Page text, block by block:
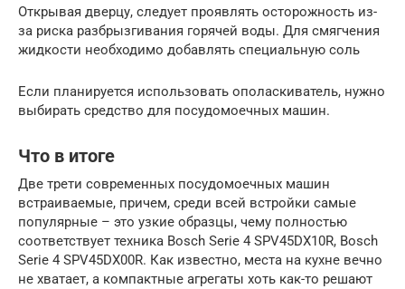
Открывая дверцу, следует проявлять осторожность из-
за риска разбрызгивания горячей воды. Для смягчения
жидкости необходимо добавлять специальную соль
Если планируется использовать ополаскиватель, нужно
выбирать средство для посудомоечных машин.
Что в итоге
Две трети современных посудомоечных машин
встраиваемые, причем, среди всей встройки самые
популярные – это узкие образцы, чему полностью
соответствует техника Bosch Serie 4 SPV45DX10R, Bosch
Serie 4 SPV45DX00R. Как известно, места на кухне вечно
не хватает, а компактные агрегаты хоть как-то решают